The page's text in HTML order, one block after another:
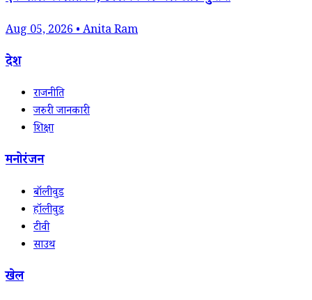
Aug 05, 2026 • Anita Ram
देश
राजनीति
जरुरी जानकारी
शिक्षा
मनोरंजन
बॉलीवुड
हॉलीवुड
टीवी
साउथ
खेल